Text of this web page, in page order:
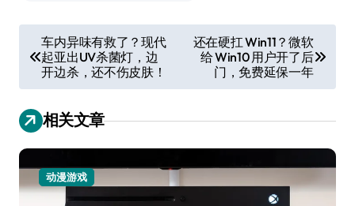
章
导
航
车内异味有救了？现代
起亚出UV杀菌灯，边
开边杀，还不伤皮肤！
还在硬扛 Win11？微软
给 Win10 用户开了后
门，免费延保一年
相关文章
动漫游戏